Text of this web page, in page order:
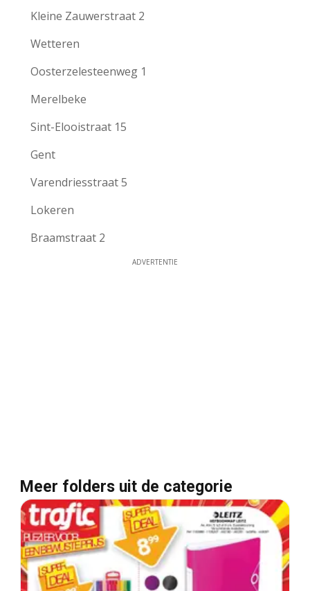
Kleine Zauwerstraat 2
Wetteren
Oosterzelesteenweg 1
Merelbeke
Sint-Elooistraat 15
Gent
Varendriesstraat 5
Lokeren
Braamstraat 2
ADVERTENTIE
Meer folders uit de categorie